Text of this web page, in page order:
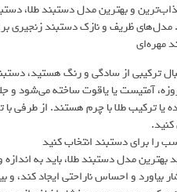
و بهترین مدل دستبند طلا،
ظریف و نازک دستبند زنجیری
ترکیبی از سادگی و رنگ هستید،
آمتیست یا یاقوت ساخته می‌شود
یا ترکیب طلا با چرم هستند. از طرفی
را برای دستبند انتخاب کنید
بهترین مدل دستبند طلا، باید به
بیاورد و احساس ناراحتی ایجاد کند، و